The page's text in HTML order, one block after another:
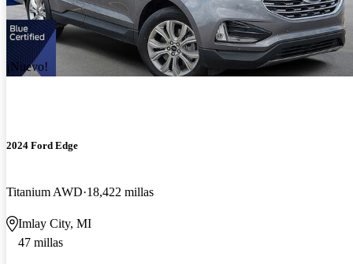
¡Nuevo!
2024 Ford Edge
Titanium AWD 18,422 millas
Imlay City, MI
47 millas